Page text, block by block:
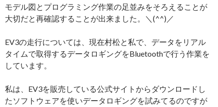
モデル図とプログラミング作業の足並みをそろえることが
大切だと再確認することが出来ました。＼(^^)／
EV3の走行については、現在村松と私で、データをリアル
タイムで取得するデータロギングをBluetoothで行う作業を
しています。
私は、EV3を販売している公式サイトからダウンロードし
たソフトウェアを使いデータロギングを試みてるのですが